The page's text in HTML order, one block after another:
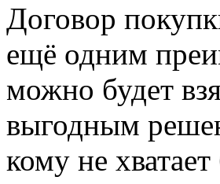
Договор
ещё одним
можно будет
выгодным
кому не